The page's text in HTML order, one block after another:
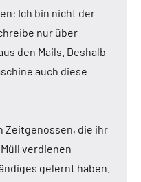
Ich bin nicht der
nur über
den Mails. Deshalb
auch diese
Zeitgenossen, die ihr
verdienen
gelernt haben.